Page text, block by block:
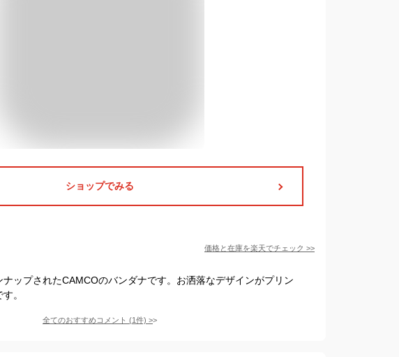
ショップでみる
価格と在庫を楽天でチェック >>
ップされたCAMCOのバンダナです。お洒落なデザインがプリン
。
全てのおすすめコメント (1件) >